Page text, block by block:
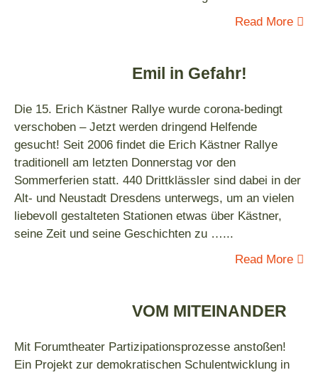
Read More
Emil in Gefahr!
Die 15. Erich Kästner Rallye wurde corona-bedingt
verschoben – Jetzt werden dringend Helfende
gesucht! Seit 2006 findet die Erich Kästner Rallye
traditionell am letzten Donnerstag vor den
Sommerferien statt. 440 Drittklässler sind dabei in der
Alt- und Neustadt Dresdens unterwegs, um an vielen
liebevoll gestalteten Stationen etwas über Kästner,
seine Zeit und seine Geschichten zu …...
Read More
VOM MITEINANDER
Mit Forumtheater Partizipationsprozesse anstoßen!
Ein Projekt zur demokratischen Schulentwicklung in